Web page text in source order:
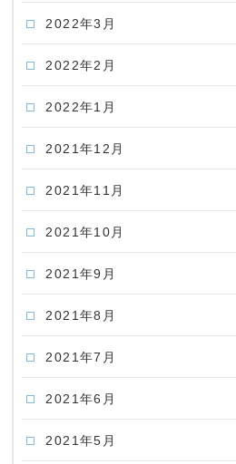
2022年3月
2022年2月
2022年1月
2021年12月
2021年11月
2021年10月
2021年9月
2021年8月
2021年7月
2021年6月
2021年5月